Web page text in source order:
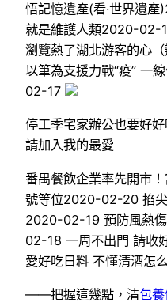
悟記憶遺產(看·世界遺
就是維護人類2020-02-
瀏覽熱了湖北游客的心
以筆為支援力戰“疫” 一
02-17
停工季宅家辦公也要好
請加入我的最愛
番禺餐飲企業率先開市
號等位2020-02-20 掐
2020-02-19 預防風熱
02-18 一周不出門 請收
愛好吃日料 不懂清酒怎
——把握這幾點，清包